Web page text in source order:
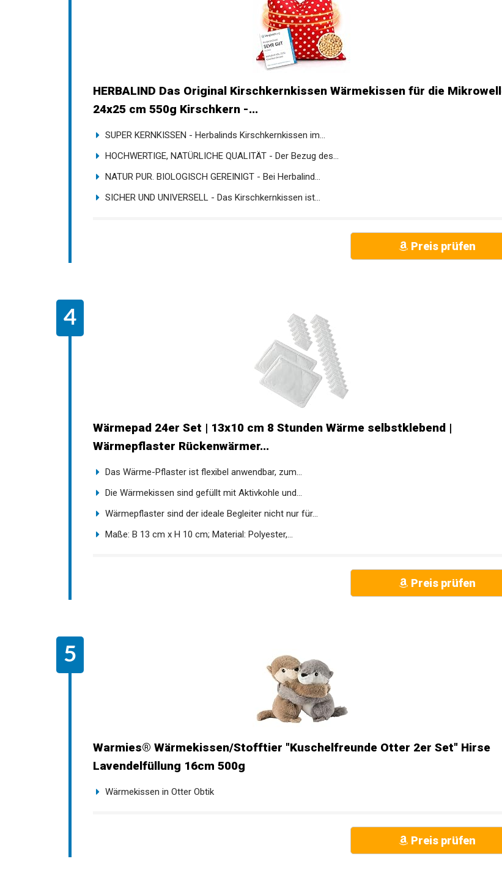
HERBALIND Das Original Kirschkernkissen Wärmekissen für die Mikrowelle
24x25 cm 550g Kirschkern -...
SUPER KERNKISSEN - Herbalinds Kirschkernkissen im...
HOCHWERTIGE, NATÜRLICHE QUALITÄT - Der Bezug des...
NATUR PUR. BIOLOGISCH GEREINIGT - Bei Herbalind...
Wärmepad 24er Set | 13x10 cm 8 Stunden Wärme selbstklebend |
Wärmepflaster Rückenwärmer...
Das Wärme-Pflaster ist flexibel anwendbar, zum...
Die Wärmekissen sind gefüllt mit Aktivkohle und...
Wärmepflaster sind der ideale Begleiter nicht nur für...
Warmies® Wärmekissen/Stofftier "Kuschelfreunde Otter 2er Set" Hirse
Lavendelfüllung 16cm 500g